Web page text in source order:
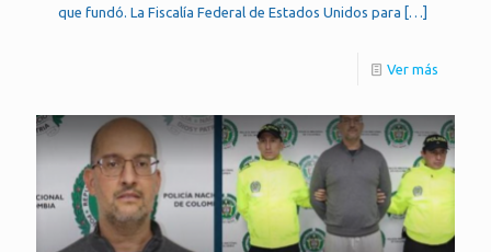
que fundó. La Fiscalía Federal de Estados Unidos para […]
Ver más